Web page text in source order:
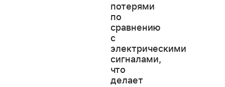
потерями
по
сравнению
с
электрическими
сигналами,
что
делает